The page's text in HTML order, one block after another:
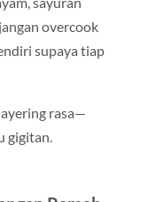
overcook
supaya tiap
rasa—
gigitan.